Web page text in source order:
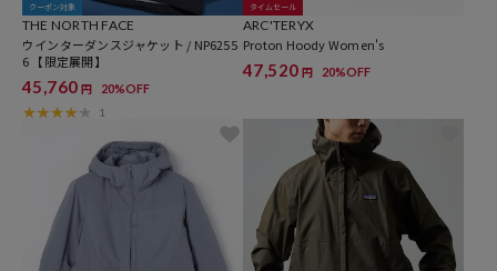
クーポン対象
THE NORTH FACE
ウインターダンスジャケット / NP6255
6 【限定展開】
45,760 円 20%OFF
1
タイムセール
ARC'TERYX
Proton Hoody Women's
47,520 円 20%OFF